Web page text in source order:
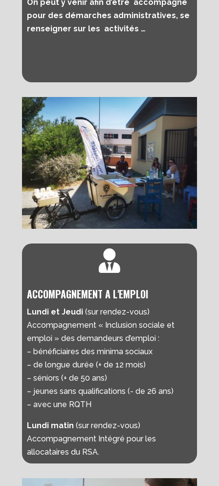
On peut y venir afin d’être accompagné
pour des démarches administratives, se
renseigner sur les activités …

ACCOMPAGNEMENT A L'EMPLOI
Lundi et Jeudi(sur rendez-vous)
Accompagnement « Inclusion sociale et
emploi » des demandeurs d’emploi :
– bénéficiaires des minima sociaux
– de longue durée (+ de 12 mois)
– séniors (+ de 50 ans)
– jeunes sans qualifications (- de 26 ans)
– avec une RQTH
Lundi matin (sur rendez-vous)
Accompagnement Intégré pour les
allocataires du RSA.